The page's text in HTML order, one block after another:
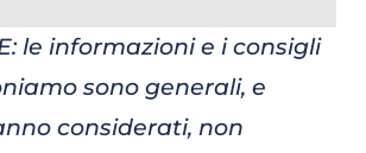
le informazioni e i consigli
sono generali, e
considerati, non